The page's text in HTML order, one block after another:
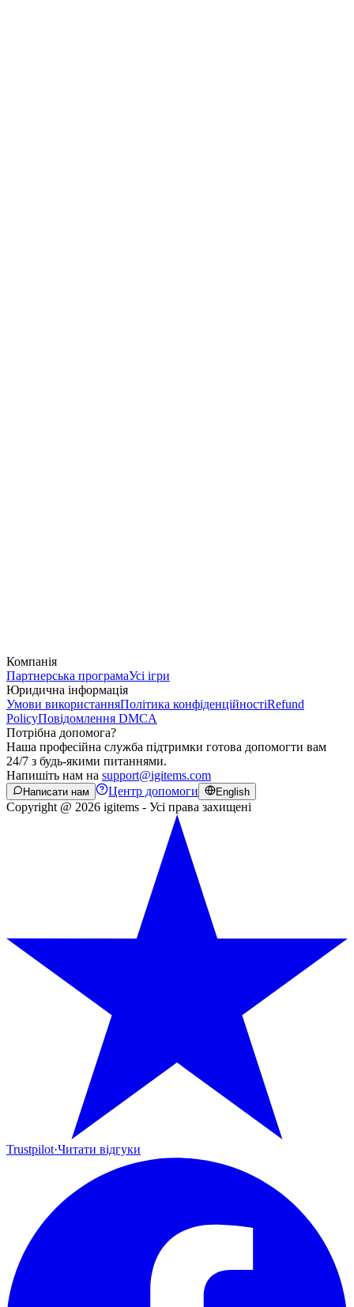
Компанія
Партнерська програмаУсі ігри
Юридична інформація
Умови використанняПолітика конфіденційностіRefund
PolicyПовідомлення DMCA
Потрібна допомога?
Наша професійна служба підтримки готова допомогти вам
24/7 з будь-якими питаннями.
Напишіть нам на support@igitems.com
Написати нам Центр допомоги English
Copyright @ 2026 igitems - Усі права захищені
Trustpilot·Читати відгуки